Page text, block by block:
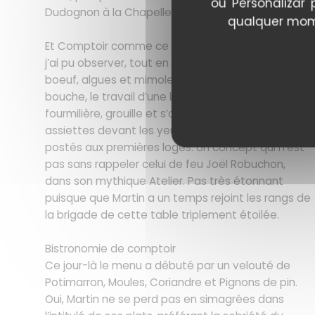
qualquer
Dudognon à la Chapelle Saint-Martin, à Nieul.
Et Comptoir comme ce comptoir, du haut duquel
j’ai pu observer, tout en savourant un Tartare de
boeuf, algues et mimolette en guise mise en
bouche, le travail d’une brigade qui, telle une
fourmilière, grouille et s’active pour dresser les
assiettes devant les yeux admiratifs des clients
postés aux premières loges. Un concept qui n’est
pas sans rappeler celui de feu Joël Robuchon,
dans son mythique Atelier. Pas très étonnant
puisque que Martin a un temps rejoint les rangs de
la brigade de cette table triplement étoilée.
Bistronomie de comptoir
Ce jour-là le menu a débuté par un velouté de
Potimarron, Moules, Coriandre et Pignons de pin.
Oui, Martin ne se perd pas en simagrées dans